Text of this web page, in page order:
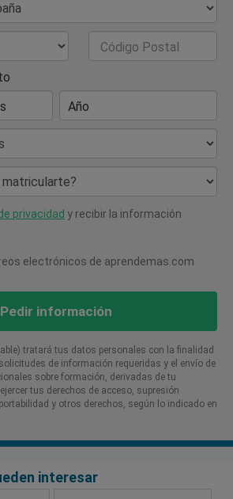
Código Postal
Año
matricularte?
privacidad y recibir la información
electrónicos de aprendemas.com
Pedir información
tratará tus datos personales con la finalidad
de información requeridas y el envío de
sobre formación, derivadas de tu
tus derechos de acceso, supresión
y otros derechos, según lo indicado en
interesar